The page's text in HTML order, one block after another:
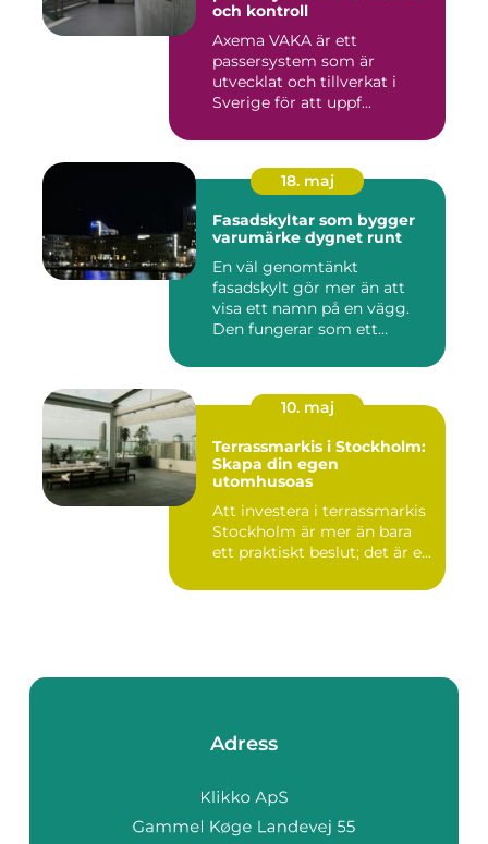
och kontroll
Axema VAKA är ett
passersystem som är
utvecklat och tillverkat i
Sverige för att uppf...
18. maj
Fasadskyltar som bygger
varumärke dygnet runt
En väl genomtänkt
fasadskylt gör mer än att
visa ett namn på en vägg.
Den fungerar som ett
10. maj
Terrassmarkis i Stockholm:
Skapa din egen
utomhusoas
Att investera i terrassmarkis
Stockholm är mer än bara
ett praktiskt beslut; det är e...
Adress